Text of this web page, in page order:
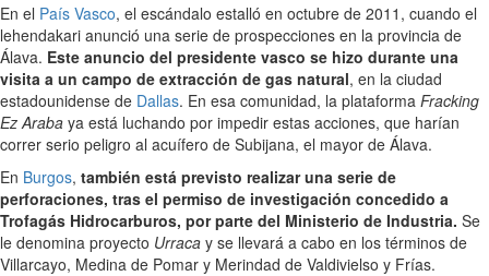
En el País Vasco, el escándalo estalló en octubre de 2011, cuando el
lehendakari anunció una serie de prospecciones en la provincia de
Álava. Este anuncio del presidente vasco se hizo durante una
visita a un campo de extracción de gas natural, en la ciudad
estadounidense de Dallas. En esa comunidad, la plataforma Fracking
Ez Araba ya está luchando por impedir estas acciones, que harían
correr serio peligro al acuífero de Subijana, el mayor de Álava.
En Burgos, también está previsto realizar una serie de
perforaciones, tras el permiso de investigación concedido a
Trofagás Hidrocarburos, por parte del Ministerio de Industria. Se
le denomina proyecto Urraca y se llevará a cabo en los términos de
Villarcayo, Medina de Pomar y Merindad de Valdivielso y Frías.